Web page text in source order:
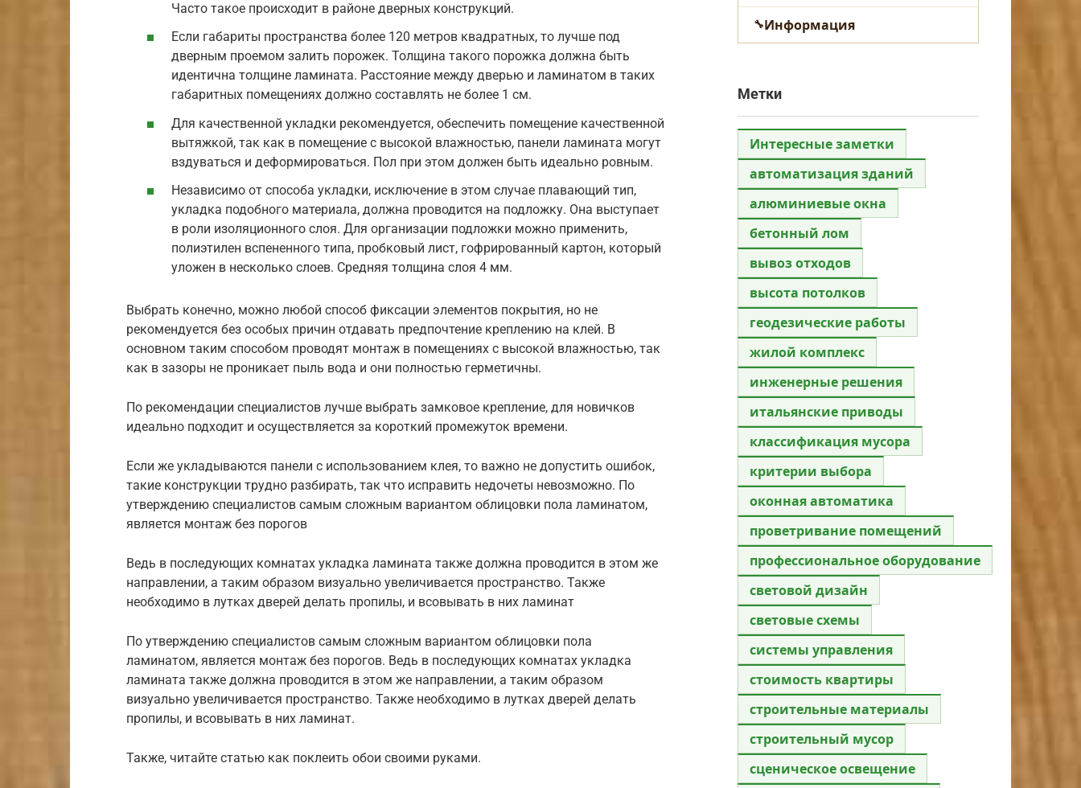
Часто такое происходит в районе дверных конструкций.
Если габариты пространства более 120 метров квадратных, то лучше под
дверным проемом залить порожек. Толщина такого порожка должна быть
идентична толщине ламината. Расстояние между дверью и ламинатом в таких
габаритных помещениях должно составлять не более 1 см.
Для качественной укладки рекомендуется, обеспечить помещение качественной
вытяжкой, так как в помещение с высокой влажностью, панели ламината могут
вздуваться и деформироваться. Пол при этом должен быть идеально ровным.
Независимо от способа укладки, исключение в этом случае плавающий тип,
укладка подобного материала, должна проводится на подложку. Она выступает
в роли изоляционного слоя. Для организации подложки можно применить,
полиэтилен вспененного типа, пробковый лист, гофрированный картон, который
уложен в несколько слоев. Средняя толщина слоя 4 мм.
Выбрать конечно, можно любой способ фиксации элементов покрытия, но не
рекомендуется без особых причин отдавать предпочтение креплению на клей. В
основном таким способом проводят монтаж в помещениях с высокой влажностью, так
как в зазоры не проникает пыль вода и они полностью герметичны.
По рекомендации специалистов лучше выбрать замковое крепление, для новичков
идеально подходит и осуществляется за короткий промежуток времени.
Если же укладываются панели с использованием клея, то важно не допустить ошибок,
такие конструкции трудно разбирать, так что исправить недочеты невозможно. По
утверждению специалистов самым сложным вариантом облицовки пола ламинатом,
является монтаж без порогов
Ведь в последующих комнатах укладка ламината также должна проводится в этом же
направлении, а таким образом визуально увеличивается пространство. Также
необходимо в лутках дверей делать пропилы, и всовывать в них ламинат
По утверждению специалистов самым сложным вариантом облицовки пола
ламинатом, является монтаж без порогов. Ведь в последующих комнатах укладка
ламината также должна проводится в этом же направлении, а таким образом
визуально увеличивается пространство. Также необходимо в лутках дверей делать
пропилы, и всовывать в них ламинат.
Также, читайте статью как поклеить обои своими руками.
Информация
Метки
Интересные заметки
автоматизация зданий
алюминиевые окна
бетонный лом
вывоз отходов
высота потолков
геодезические работы
жилой комплекс
инженерные решения
итальянские приводы
классификация мусора
критерии выбора
оконная автоматика
проветривание помещений
профессиональное оборудование
световой дизайн
световые схемы
системы управления
стоимость квартиры
строительные материалы
строительный мусор
сценическое освещение